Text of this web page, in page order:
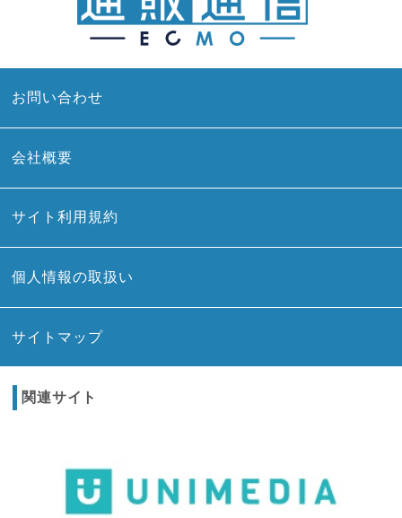
お問い合わせ
会社概要
サイト利用規約
個人情報の取扱い
サイトマップ
関連サイト